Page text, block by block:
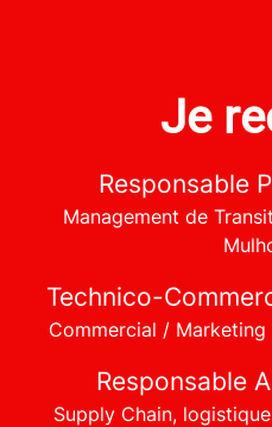
Je
Responsable
Management de
Technico-
Commercial / Marketing
Responsable
Supply Chain,